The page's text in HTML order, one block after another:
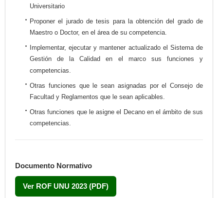
Universitario
Proponer el jurado de tesis para la obtención del grado de
Maestro o Doctor, en el área de su competencia.
Implementar, ejecutar y mantener actualizado el Sistema de
Gestión de la Calidad en el marco sus funciones y
competencias.
Otras funciones que le sean asignadas por el Consejo de
Facultad y Reglamentos que le sean aplicables.
Otras funciones que le asigne el Decano en el ámbito de sus
competencias.
Documento Normativo
Ver ROF UNU 2023 (PDF)